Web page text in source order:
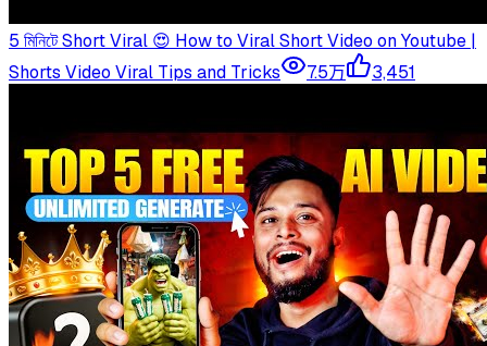
5 মিনিটে Short Viral 😍 How to Viral Short Video on Youtube |
Shorts Video Viral Tips and Tricks
7.5万 3,451